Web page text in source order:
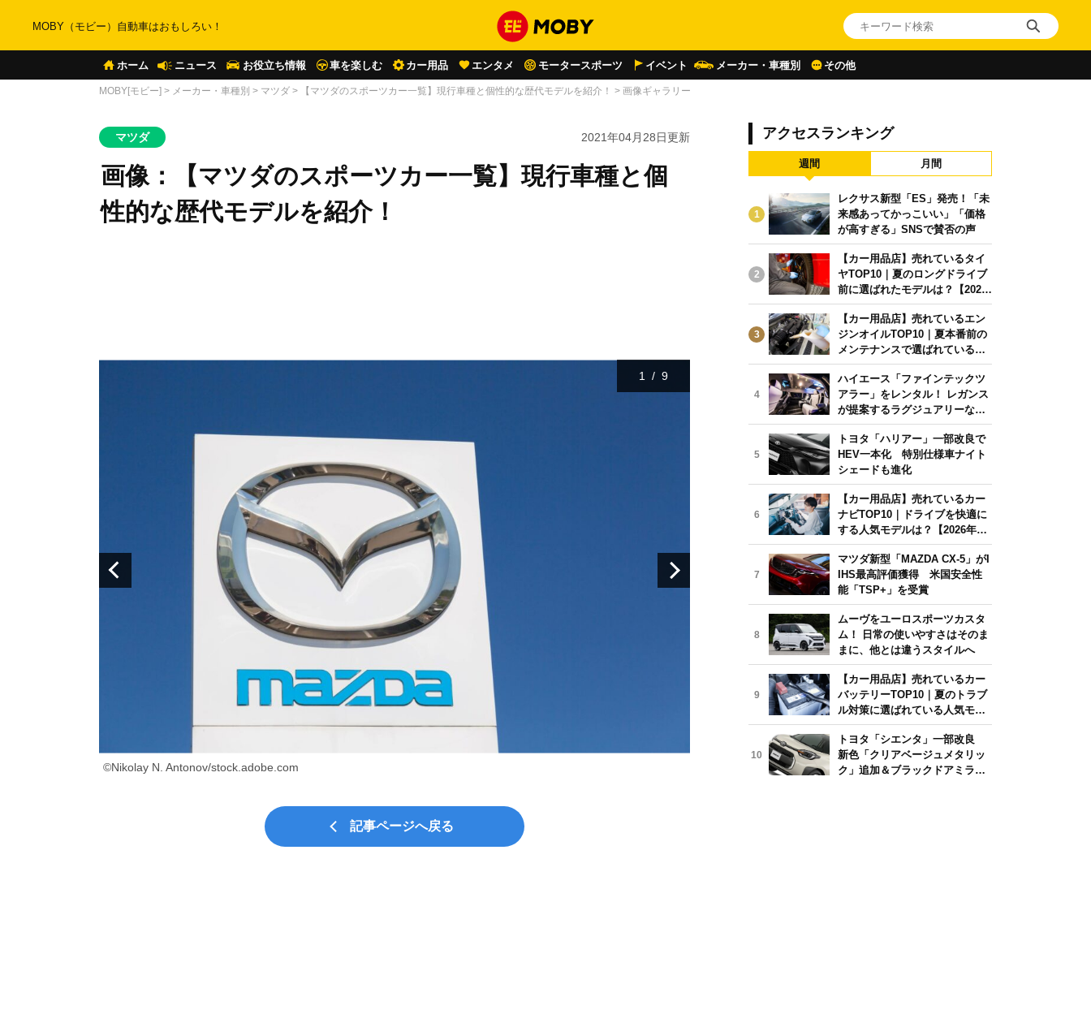
MOBY（モビー）自動車はおもしろい！
ホーム ニュース お役立ち情報 車を楽しむ カー用品 エンタメ モータースポーツ イベント メーカー・車種別 その他
MOBY[モビー] > メーカー・車種別 > マツダ > 【マツダのスポーツカー一覧】現行車種と個性的な歴代モデルを紹介！ > 画像ギャラリー
マツダ 2021年04月28日更新
画像：【マツダのスポーツカー一覧】現行車種と個
性的な歴代モデルを紹介！
©Nikolay N. Antonov/stock.adobe.com
1 / 9
記事ページへ戻る
アクセスランキング
週間 月間
1
レクサス新型「ES」発売！「未
来感あってかっこいい」「価格
が高すぎる」SNSで賛否の声
2
【カー用品店】売れているタイ
ヤTOP10｜夏のロングドライブ
前に選ばれたモデルは？【2026
年6月版】
3
【カー用品店】売れているエン
ジンオイルTOP10｜夏本番前の
メンテナンスで選ばれている人
気モデルは？【2026年6月版】
4
ハイエース「ファインテックツ
アラー」をレンタル！ レガンス
が提案するラグジュアリーな移
動体験
5
トヨタ「ハリアー」一部改良で
HEV一本化 特別仕様車ナイト
シェードも進化
6
【カー用品店】売れているカー
ナビTOP10｜ドライブを快適に
する人気モデルは？【2026年6
月版】
7
マツダ新型「MAZDA CX-5」がI
IHS最高評価獲得 米国安全性
能「TSP+」を受賞
8
ムーヴをユーロスポーツカスタ
ム！ 日常の使いやすさはそのま
まに、他とは違うスタイルへ
9
【カー用品店】売れているカー
バッテリーTOP10｜夏のトラブ
ル対策に選ばれている人気モデ
ルは？【2026年6月版】
10
トヨタ「シエンタ」一部改良
新色「クリアベージュメタリッ
ク」追加＆ブラックドアミラー